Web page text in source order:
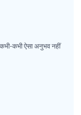
कभी ऐसा अनुभव नहीं